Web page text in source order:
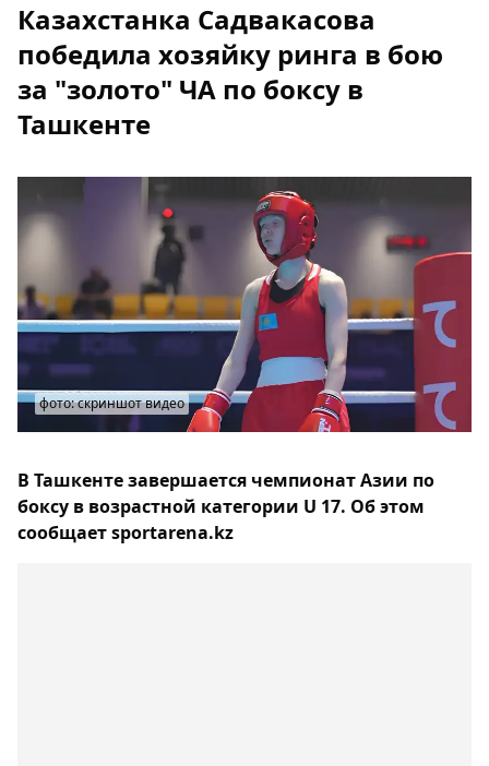
Казахстанка Садвакасова
победила хозяйку ринга в бою
за "золото" ЧА по боксу в
Ташкенте
фото: скриншот видео
В Ташкенте завершается чемпионат Азии по
боксу в возрастной категории U 17. Об этом
сообщает sportarena.kz